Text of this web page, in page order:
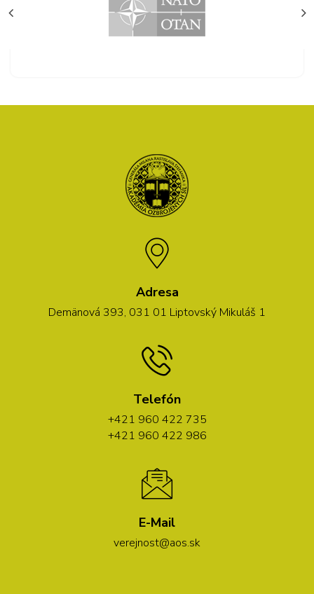
Adresa
Demänová 393, 031 01 Liptovský Mikuláš 1
Telefón
+421 960 422 735
+421 960 422 986
E-Mail
verejnost@aos.sk